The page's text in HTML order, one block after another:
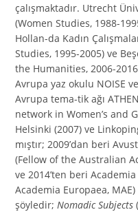
çalışmaktadır. Utrecht
(Women Studies, 1988-
Hollan-da Kadın
Studies, 1995-2005) ve
the Humanities, 2006-
Avrupa yaz okulu NOISE
Avrupa tema-tik ağı
network in Women’s and
Helsinki (2007) ve
mıştır; 2009’dan beri
(Fellow of the Australian
ve 2014’ten beri
Academia Europaea, MAE)
şöyledir; Nomadic Subjects